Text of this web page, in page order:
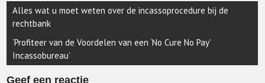
Berichtnavigatie
Alles wat u moet weten over de incassoprocedure bij de
rechtbank
‘Profiteer van de Voordelen van een ‘No Cure No Pay’
Incassobureau’
Geef een reactie